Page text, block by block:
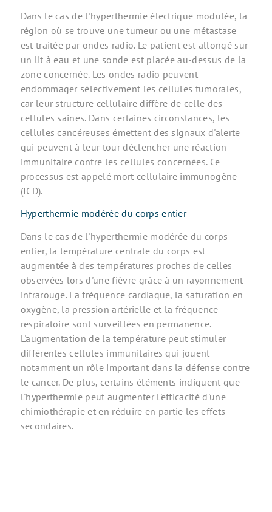
Dans le cas de l'hyperthermie électrique modulée, la
région où se trouve une tumeur ou une métastase
est traitée par ondes radio. Le patient est allongé sur
un lit à eau et une sonde est placée au-dessus de la
zone concernée. Les ondes radio peuvent
endommager sélectivement les cellules tumorales,
car leur structure cellulaire diffère de celle des
cellules saines. Dans certaines circonstances, les
cellules cancéreuses émettent des signaux d'alerte
qui peuvent à leur tour déclencher une réaction
immunitaire contre les cellules concernées. Ce
processus est appelé mort cellulaire immunogène
(ICD).
Hyperthermie modérée du corps entier
Dans le cas de l'hyperthermie modérée du corps
entier, la température centrale du corps est
augmentée à des températures proches de celles
observées lors d'une fièvre grâce à un rayonnement
infrarouge. La fréquence cardiaque, la saturation en
oxygène, la pression artérielle et la fréquence
respiratoire sont surveillées en permanence.
L'augmentation de la température peut stimuler
différentes cellules immunitaires qui jouent
notamment un rôle important dans la défense contre
le cancer. De plus, certains éléments indiquent que
l'hyperthermie peut augmenter l'efficacité d'une
chimiothérapie et en réduire en partie les effets
secondaires.